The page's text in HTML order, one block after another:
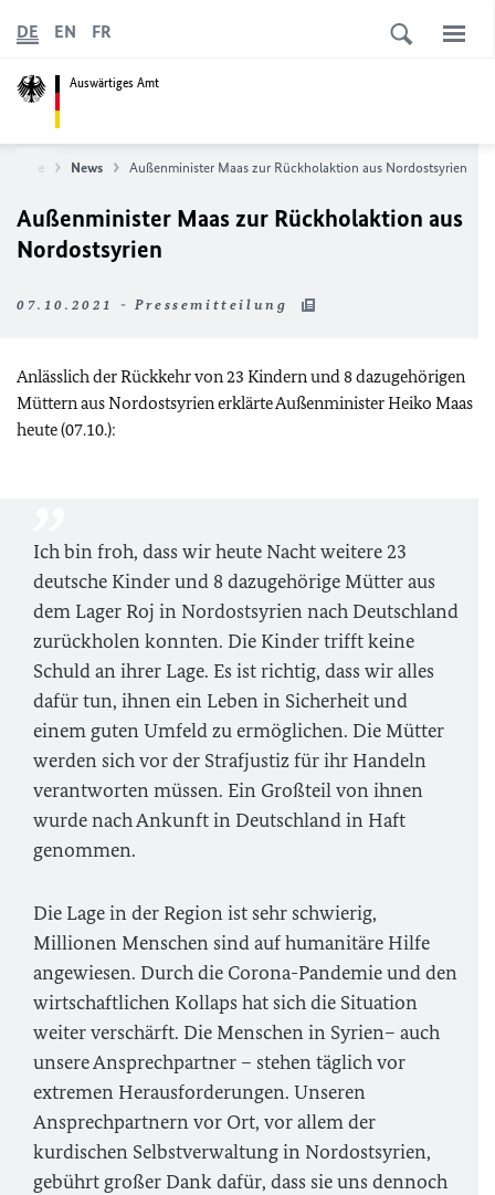
Auswärtiges Amt
DE EN FR
News Außenminister Maas zur Rückholaktion aus Nordostsyrien
Außenminister Maas zur Rückholaktion aus
Nordostsyrien
07.10.2021 - Pressemitteilung
Anlässlich der Rückkehr von 23 Kindern und 8 dazugehörigen
Müttern aus Nordostsyrien erklärte Außenminister Heiko Maas
heute (07.10.):
Ich bin froh, dass wir heute Nacht weitere 23
deutsche Kinder und 8 dazugehörige Mütter aus
dem Lager Roj in Nordostsyrien nach Deutschland
zurückholen konnten. Die Kinder trifft keine
Schuld an ihrer Lage. Es ist richtig, dass wir alles
dafür tun, ihnen ein Leben in Sicherheit und
einem guten Umfeld zu ermöglichen. Die Mütter
werden sich vor der Strafjustiz für ihr Handeln
verantworten müssen. Ein Großteil von ihnen
wurde nach Ankunft in Deutschland in Haft
genommen.
Die Lage in der Region ist sehr schwierig,
Millionen Menschen sind auf humanitäre Hilfe
angewiesen. Durch die Corona-Pandemie und den
wirtschaftlichen Kollaps hat sich die Situation
weiter verschärft. Die Menschen in Syrien– auch
unsere Ansprechpartner – stehen täglich vor
extremen Herausforderungen. Unseren
Ansprechpartnern vor Ort, vor allem der
kurdischen Selbstverwaltung in Nordostsyrien,
gebührt großer Dank dafür, dass sie uns dennoch